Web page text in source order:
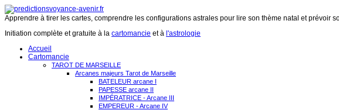
Apprendre à tirer les cartes, comprendre les configurations astrales pour lire son thème natal et prévoir
Initiation complète et gratuite à la cartomancie et à l'astrologie
Accueil
Cartomancie
TAROT DE MARSEILLE
Arcanes majeurs Tarot de Marseille
BATELEUR arcane I
PAPESSE arcane II
IMPÉRATRICE - Arcane III
EMPEREUR - Arcane IV